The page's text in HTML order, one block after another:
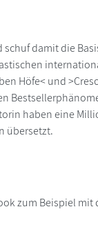
schuf damit die
Höfe< und
haben eine
übersetzt.
zum Beispiel mit